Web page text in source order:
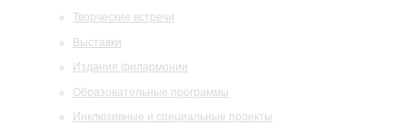
Творческие встречи
Выставки
Издания филармонии
Образовательные программы
Инклюзивные и специальные проекты